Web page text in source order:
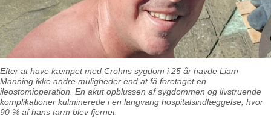
Efter at have kæmpet med Crohns sygdom i 25 år havde Liam
Manning ikke andre muligheder end at få foretaget en
ileostomioperation. En akut opblussen af sygdommen og livstruende
komplikationer kulminerede i en langvarig hospitalsindlæggelse, hvor
90 % af hans tarm blev fjernet.